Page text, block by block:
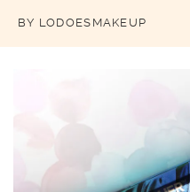
BY LODOESMAKEUP